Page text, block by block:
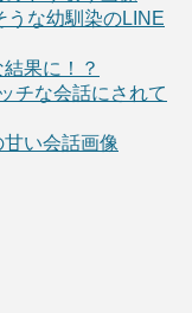
うな幼馴染のLINE
果に！？
チな会話にされて
い会話画像